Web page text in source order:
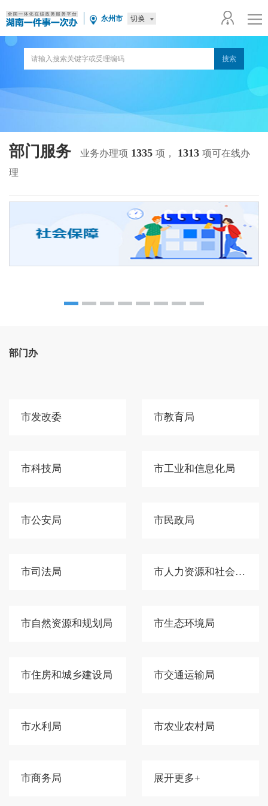
永州市 切换
部门服务 业务办理项 1335 项， 1313 项可在线办
理
部门办
市发改委 市教育局
市科技局 市工业和信息化局
市公安局 市民政局
市司法局 市人力资源和社会保障局
市自然资源和规划局 市生态环境局
市住房和城乡建设局 市交通运输局
市水利局 市农业农村局
市商务局 展开更多+